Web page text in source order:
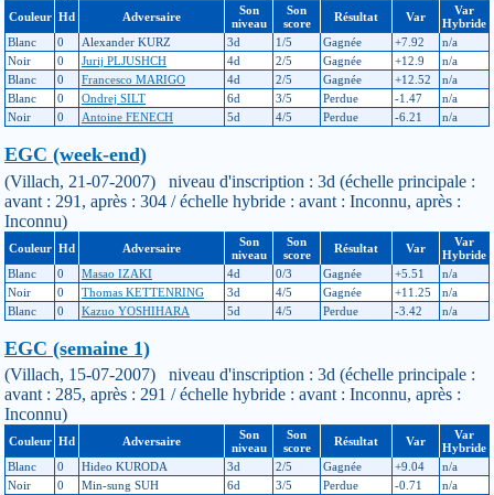
Couleur Hd Adversaire
Son
niveau
Son
score
Résultat Var
Var
Hybride
Blanc
0 Alexander KURZ 3d 1/5 Gagnée +7.92
n/a
Noir
0 Jurij PLJUSHCH 4d 2/5 Gagnée +12.9
n/a
Blanc
0 Francesco MARIGO 4d 2/5 Gagnée +12.52
n/a
Blanc
0 Ondrej SILT 6d 3/5 Perdue -1.47
n/a
Noir
0 Antoine FENECH 5d 4/5 Perdue -6.21 n/a
EGC (week-end)
(Villach, 21-07-2007) niveau d'inscription : 3d (échelle principale :
avant : 291, après : 304 / échelle hybride : avant : Inconnu, après :
Inconnu)
Couleur Hd Adversaire
Son
niveau
Son
score
Résultat Var
Var
Hybride
Blanc
0 Masao IZAKI 4d 0/3 Gagnée +5.51
n/a
Noir
0 Thomas KETTENRING 3d 4/5 Gagnée +11.25
n/a
Blanc
0 Kazuo YOSHIHARA 5d 4/5 Perdue -3.42 n/a
EGC (semaine 1)
(Villach, 15-07-2007) niveau d'inscription : 3d (échelle principale :
avant : 285, après : 291 / échelle hybride : avant : Inconnu, après :
Inconnu)
Couleur Hd Adversaire
Son
niveau
Son
score
Résultat Var
Var
Hybride
Blanc
0 Hideo KURODA 3d 2/5 Gagnée +9.04
n/a
Noir
0 Min-sung SUH 6d 3/5 Perdue -0.71
n/a